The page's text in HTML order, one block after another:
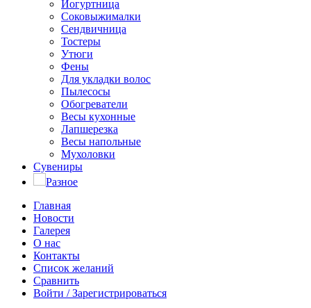
Йогуртница
Соковыжималки
Сендвичница
Тостеры
Утюги
Фены
Для укладки волос
Пылесосы
Обогреватели
Весы кухонные
Лапшерезка
Весы напольные
Мухоловки
Сувениры
Разное
Главная
Новости
Галерея
О нас
Контакты
Список желаний
Сравнить
Войти / Зарегистрироваться